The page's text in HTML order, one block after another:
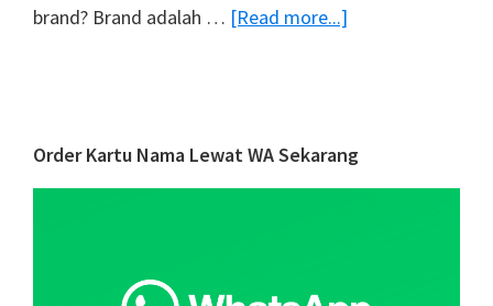
brand? Brand adalah … [Read more...]
Primary
Sidebar
Order Kartu Nama Lewat WA Sekarang